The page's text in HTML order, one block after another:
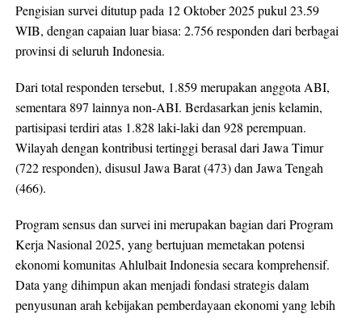
Pengisian survei ditutup pada 12 Oktober 2025 pukul 23.59
WIB, dengan capaian luar biasa: 2.756 responden dari berbagai
provinsi di seluruh Indonesia.
Dari total responden tersebut, 1.859 merupakan anggota ABI,
sementara 897 lainnya non-ABI. Berdasarkan jenis kelamin,
partisipasi terdiri atas 1.828 laki-laki dan 928 perempuan.
Wilayah dengan kontribusi tertinggi berasal dari Jawa Timur
(722 responden), disusul Jawa Barat (473) dan Jawa Tengah
(466).
Program sensus dan survei ini merupakan bagian dari Program
Kerja Nasional 2025, yang bertujuan memetakan potensi
ekonomi komunitas Ahlulbait Indonesia secara komprehensif.
Data yang dihimpun akan menjadi fondasi strategis dalam
penyusunan arah kebijakan pemberdayaan ekonomi yang lebih